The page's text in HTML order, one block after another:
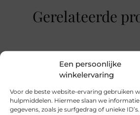
Een persoonlijke
winkelervaring
Voor de beste website-ervaring gebruiken
hulpmiddelen. Hiermee slaan we
gegevens, zoals je surfgedrag of unieke ID’s.
Street One
VZ26
Gerelateerde